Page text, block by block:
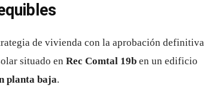
de vivienda con la aprobación definitiva
situado en Rec Comtal 19b en un edificio
planta baja.